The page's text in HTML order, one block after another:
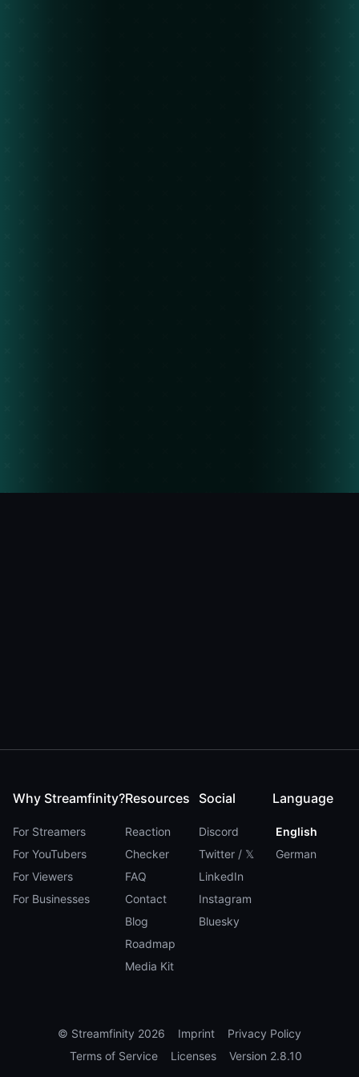
Why Streamfinity?
For Streamers
For YouTubers
For Viewers
For Businesses
Resources
Reaction
Checker
FAQ
Contact
Blog
Roadmap
Media Kit
Social
Discord
Twitter / 𝕏
LinkedIn
Instagram
Bluesky
Language
English
German
© Streamfinity 2026 Imprint
Privacy Policy
Terms of Service
Licenses Version 2.8.10